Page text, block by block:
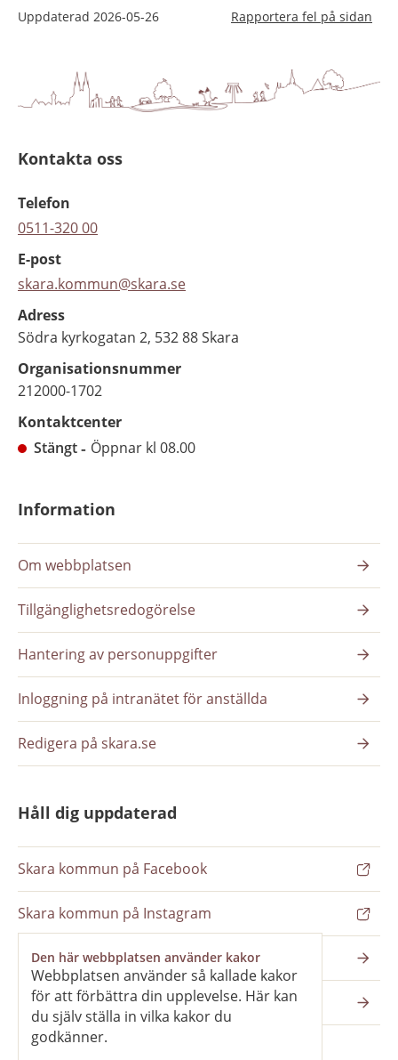
Den här webbplatsen använder kakor
Webbplatsen använder så kallade kakor
för att förbättra din upplevelse. Här kan
du själv ställa in vilka kakor du
godkänner.
Uppdaterad 2026-05-26 Rapportera fel på sidan
Kontakta oss
Telefon
0511-320 00
E-post
skara.kommun@skara.se
Adress
Södra kyrkogatan 2, 532 88 Skara
Organisationsnummer
212000-1702
Kontaktcenter
Stängt
Öppnar kl 08.00
Information
Om webbplatsen
Tillgänglighetsredogörelse
Hantering av personuppgifter
Inloggning på intranätet för anställda
Redigera på skara.se
Håll dig uppdaterad
Skara kommun på Facebook
Skara kommun på Instagram
Nyhetsbrev
Pressrum